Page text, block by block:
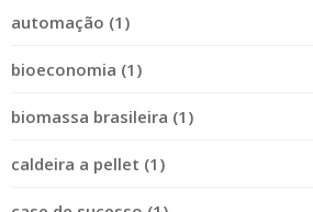
automação (1)
bioeconomia (1)
biomassa brasileira (1)
caldeira a pellet (1)